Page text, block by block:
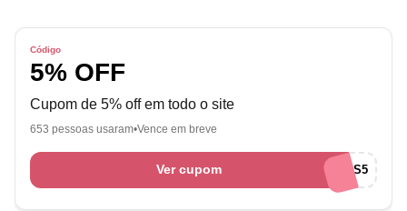
Código
5% OFF
Cupom de 5% off em todo o site
653 pessoas usaram Vence em breve
Ver cupom QUEROMAIS5